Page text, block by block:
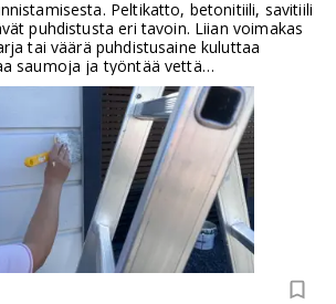
Peltikatto, betonitiili, savitiili
puhdistusta eri tavoin. Liian voimakas
tai väärä puhdistusaine kuluttaa
saumoja ja työntää vettä
katto muuttuu sateella erittäin
ei pääse asianmukaisia kulkureittejä
ei pystytä varmistamaan
sammaleen poisto kuuluu